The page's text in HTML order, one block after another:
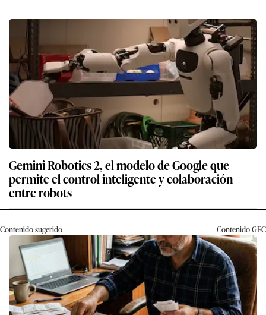
Gemini Robotics 2, el modelo de Google que
permite el control inteligente y colaboración
entre robots
Contenido sugerido ContenidoGEC